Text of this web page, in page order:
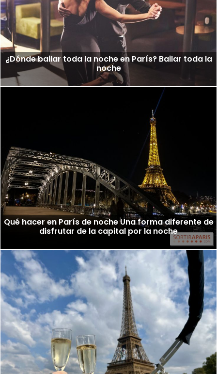
¿Dónde bailar toda la noche en París? Bailar toda la
noche
Qué hacer en París de noche Una forma diferente de
disfrutar de la capital por la noche